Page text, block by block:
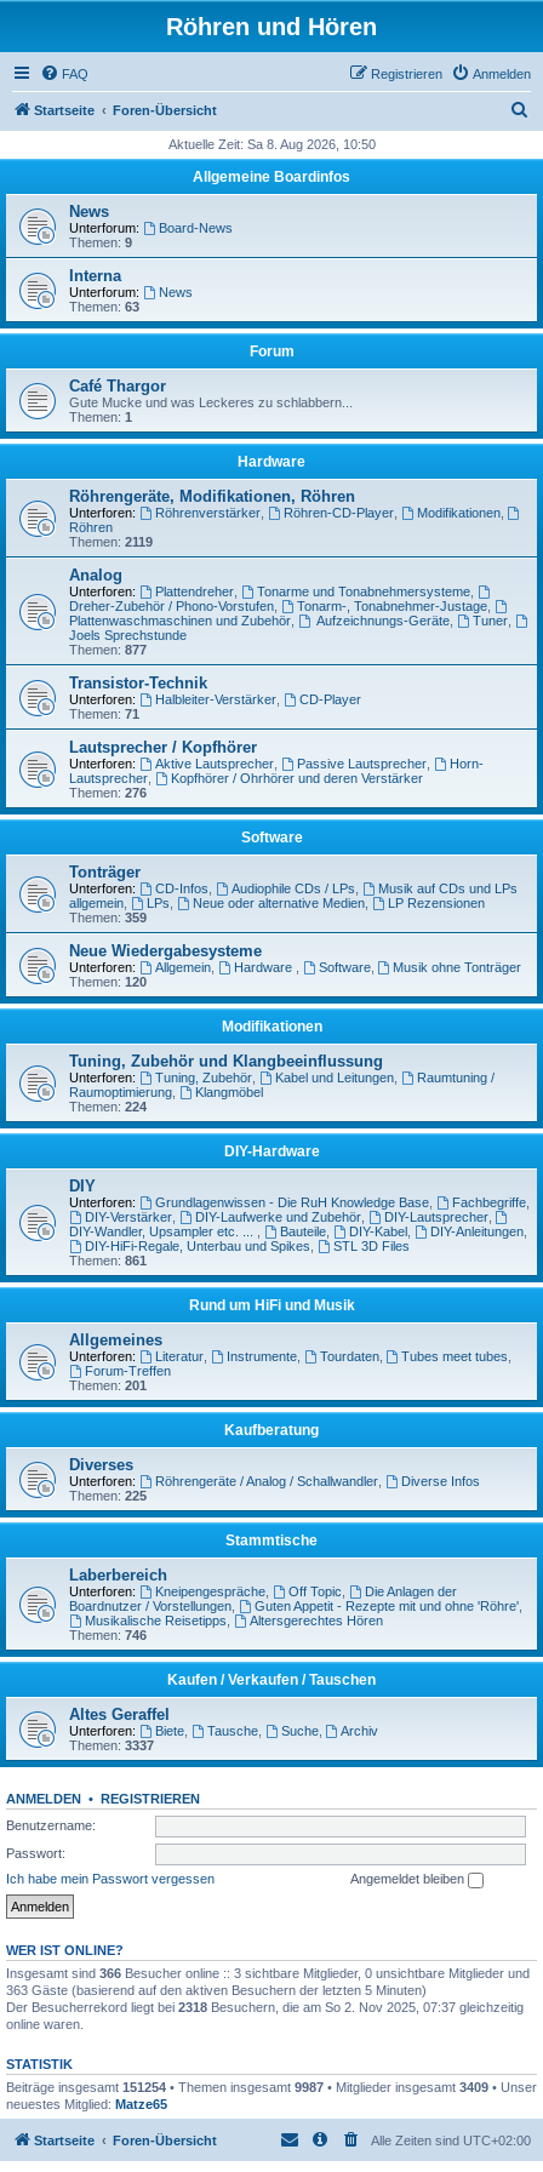
Röhren und Hören
FAQ Anmelden
Registrieren
Startseite Foren-Übersicht
h
Aktuelle Zeit: Sa 8. Aug 2026, 10:50
Allgemeine Boardinfos
News
Unterforum:
Board-News
Themen: 9
Interna
Unterforum:
News
Themen: 63
Forum
Café Thargor
Gute Mucke und was Leckeres zu schlabbern...
Themen: 1
Hardware
Röhrengeräte, Modifikationen, Röhren
Unterforen: Röhrenverstärker, Röhren-CD-Player, Modifikationen,
Röhren
Themen: 2119
Analog
Unterforen: Plattendreher, Tonarme und Tonabnehmersysteme,
Dreher-Zubehör / Phono-Vorstufen
Tonarm-, Tonabnehmer-Justage,
Plattenwaschmaschinen und Zubehör
Aufzeichnungs-Geräte, Tuner,
Joels Sprechstunde
Themen: 877
Transistor-Technik
Unterforen: Halbleiter-Verstärker,
CD-Player
Themen: 71
Lautsprecher / Kopfhörer
Unterforen: Aktive Lautsprecher, Passive Lautsprecher,
Horn-
Lautsprecher
Kopfhörer / Ohrhörer und deren Verstärker
Themen: 276
Software
Tonträger
Unterforen: CD-Infos Audiophile CDs / LPs
Musik auf CDs und LPs
allgemein
LPs Neue oder alternative Medien,
LP Rezensionen
Themen: 359
Neue Wiedergabesysteme
Unterforen: Allgemein, Hardware Software,
Musik ohne Tonträger
Themen: 120
Modifikationen
Tuning, Zubehör und Klangbeeinflussung
Unterforen: Tuning, Zubehör, Kabel und Leitungen,
Raumtuning /
Raumoptimierung
Klangmöbel
Themen: 224
DIY-Hardware
DIY
Unterforen: Grundlagenwissen - Die RuH Knowledge Base, Fachbegriffe,
DIY-Verstärker, DIY-Laufwerke und Zubehör, DIY-Lautsprecher,
DIY-Wandler, Upsampler etc. ...
Bauteile, DIY-Kabel, DIY-Anleitungen,
DIY-HiFi-Regale, Unterbau und Spikes
STL 3D Files
Themen: 861
Rund um HiFi und Musik
Allgemeines
Unterforen: Literatur, Instrumente, Tourdaten, Tubes meet tubes
Forum-Treffen
Themen: 201
Kaufberatung
Diverses
Unterforen: Röhrengeräte / Analog / Schallwandler,
Diverse Infos
Themen: 225
Stammtische
Laberbereich
Unterforen: Kneipengespräche, Off Topic
Die Anlagen der
Boardnutzer / Vorstellungen
Guten Appetit - Rezepte mit und ohne 'Röhre',
Musikalische Reisetipps
Altersgerechtes Hören
Themen: 746
Kaufen / Verkaufen / Tauschen
Altes Geraffel
Unterforen: Biete, Tausche, Suche,
Archiv
Themen: 3337
ANMELDEN • REGISTRIEREN
Benutzername:
Passwort:
Ich habe mein Passwort vergessen
Angemeldet bleiben
WER IST ONLINE?
Insgesamt sind 366 Besucher online :: 3 sichtbare Mitglieder, 0 unsichtbare Mitglieder und
363 Gäste (basierend auf den aktiven Besuchern der letzten 5 Minuten)
Der Besucherrekord liegt bei 2318 Besuchern, die am So 2. Nov 2025, 07:37 gleichzeitig
online waren.
STATISTIK
Beiträge insgesamt 151254 • Themen insgesamt 9987 • Mitglieder insgesamt 3409 • Unser
neuestes Mitglied: Matze65
Startseite Foren-Übersicht Alle Zeiten sind UTC+02:00